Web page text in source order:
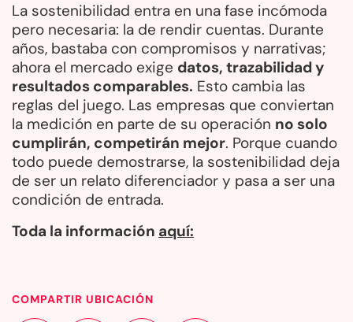
La sostenibilidad entra en una fase incómoda
pero necesaria: la de rendir cuentas. Durante
años, bastaba con compromisos y narrativas;
ahora el mercado exige datos, trazabilidad y
resultados comparables. Esto cambia las
reglas del juego. Las empresas que conviertan
la medición en parte de su operación no solo
cumplirán, competirán mejor. Porque cuando
todo puede demostrarse, la sostenibilidad deja
de ser un relato diferenciador y pasa a ser una
condición de entrada.
Toda la información aquí:
COMPARTIR UBICACIÓN